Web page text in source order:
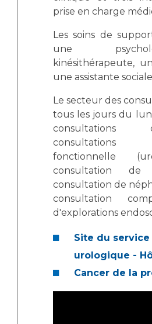
prise en charge
Les soins de
une
kinésithérapeute,
une assistante
Le secteur des
tous les jours du
consultations
consultations
fonctionnelle
consultation de
consultation de
consultation
d'explorations
Site du
urologique -
Cancer de la